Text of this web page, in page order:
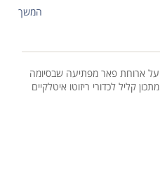
המשך
על ארוחת פאר מפתיעה שבסיומה
מתכון קליל לכדורי ריזוטו איטלקיים